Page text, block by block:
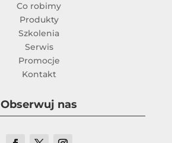
Co robimy
Produkty
Szkolenia
Serwis
Promocje
Kontakt
Obserwuj nas